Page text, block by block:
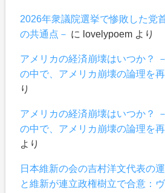
2026年衆議院選挙で惨敗した党
の共通点－ に lovelypoemより
アメリカの経済崩壊はいつか？
の中で、アメリカ崩壊の論理を
り
アメリカの経済崩壊はいつか？
の中で、アメリカ崩壊の論理を
より
日本維新の会の吉村洋文代表の
と維新が連立政権樹立で合意：